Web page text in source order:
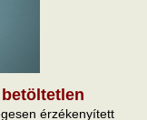
érzékenyített